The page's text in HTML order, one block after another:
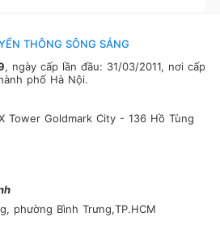
THÔNG SÔNG SÁNG
, ngày cấp lần đầu: 31/03/2011, nơi cấp
phố Hà Nội.
Tower Goldmark City - 136 Hồ Tùng
phường Bình Trưng,TP.HCM